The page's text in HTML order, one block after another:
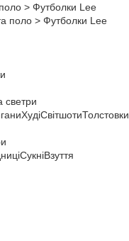
> Футболки Lee
поло > Футболки Lee
светри
ХудіСвітшотиТолстовки
СукніВзуття